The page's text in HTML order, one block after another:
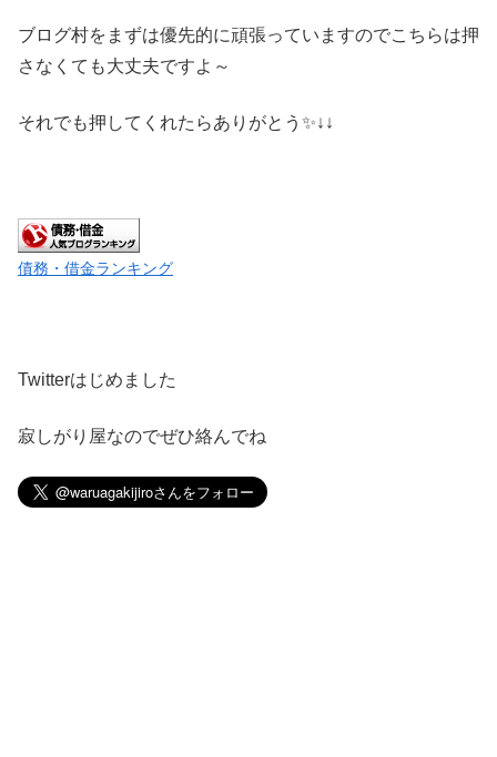
ブログ村をまずは優先的に頑張っていますのでこちらは押
さなくても大丈夫ですよ～
それでも押してくれたらありがとう✨↓↓
債務・借金ランキング
Twitterはじめました
寂しがり屋なのでぜひ絡んでね